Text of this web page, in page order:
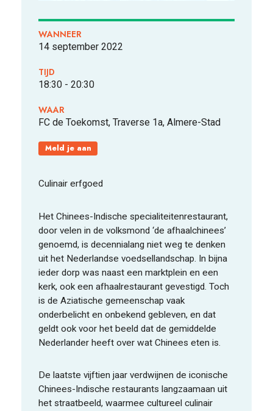
WANNEER
14 september 2022
TIJD
18:30 - 20:30
WAAR
FC de Toekomst, Traverse 1a, Almere-Stad
Meld je aan
Culinair erfgoed
Het Chinees-Indische specialiteitenrestaurant,
door velen in de volksmond ‘de afhaalchinees’
genoemd, is decennialang niet weg te denken
uit het Nederlandse voedsellandschap. In bijna
ieder dorp was naast een marktplein en een
kerk, ook een afhaalrestaurant gevestigd. Toch
is de Aziatische gemeenschap vaak
onderbelicht en onbekend gebleven, en dat
geldt ook voor het beeld dat de gemiddelde
Nederlander heeft over wat Chinees eten is.
De laatste vijftien jaar verdwijnen de iconische
Chinees-Indische restaurants langzaamaan uit
het straatbeeld, waarmee cultureel culinair